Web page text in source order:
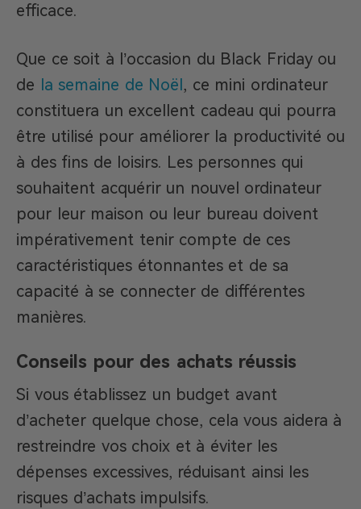
efficace.
Que ce soit à l’occasion du Black Friday ou
de la semaine de Noël, ce mini ordinateur
constituera un excellent cadeau qui pourra
être utilisé pour améliorer la productivité ou
à des fins de loisirs. Les personnes qui
souhaitent acquérir un nouvel ordinateur
pour leur maison ou leur bureau doivent
impérativement tenir compte de ces
caractéristiques étonnantes et de sa
capacité à se connecter de différentes
manières.
Conseils pour des achats réussis
Si vous établissez un budget avant
d’acheter quelque chose, cela vous aidera à
restreindre vos choix et à éviter les
dépenses excessives, réduisant ainsi les
risques d’achats impulsifs.